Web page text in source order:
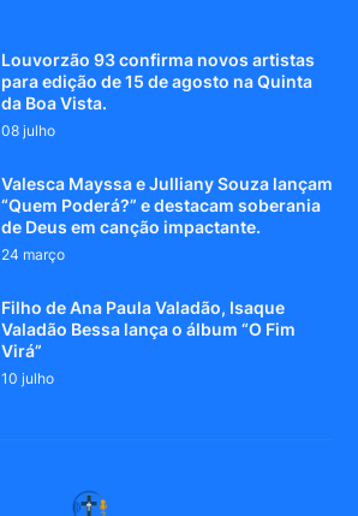
Louvorzão 93 confirma novos artistas
para edição de 15 de agosto na Quinta
da Boa Vista.
08 julho
Valesca Mayssa e Julliany Souza lançam
“Quem Poderá?” e destacam soberania
de Deus em canção impactante.
24 março
Filho de Ana Paula Valadão, Isaque
Valadão Bessa lança o álbum “O Fim
Virá”
10 julho